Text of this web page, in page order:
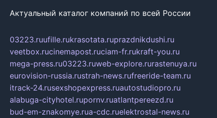
Актуальный каталог компаний по всей России
03223.ruufille.rukrasotata.ruprazdnikdushi.ru
veetbox.rucinemapost.ruciam-fr.rukraft-you.ru
mega-press.ru03223.ruweb-explore.rurastenuya.ru
eurovision-russia.rustrah-news.rufreeride-team.ru
itrack-24.rusexshopexpress.ruautostudiopro.ru
alabuga-cityhotel.rupornv.ruatlantpereezd.ru
bud-em-znakomye.rua-cdc.ruelektrostal-news.ru